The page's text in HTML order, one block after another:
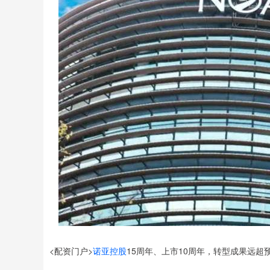
<配资门户>诺亚控股15周年、上市10周年，转型成果远超